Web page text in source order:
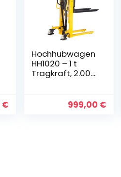
€
Hochhubwagen
HH1020 – 1 t
Tragkraft, 2.000
999,00 €